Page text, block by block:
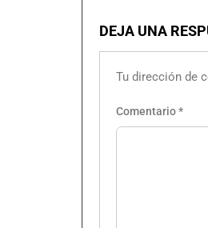
DEJA UNA
Tu dirección de
Comentario*